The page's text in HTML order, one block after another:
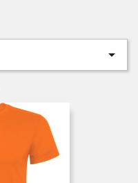
